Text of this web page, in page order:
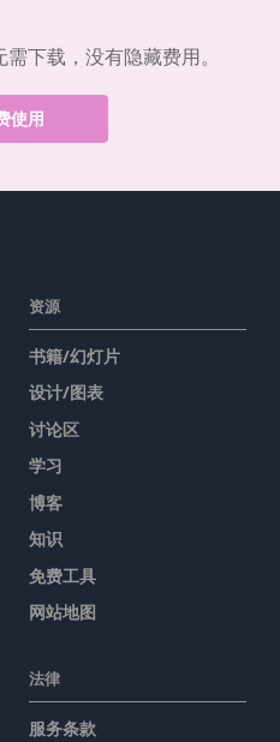
下载，没有隐藏费用。
使用
资源
书籍/幻灯片
设计/图表
讨论区
学习
博客
知识
免费工具
网站地图
法律
服务条款